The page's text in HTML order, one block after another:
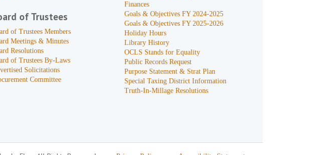
of Trustees
of Trustees Members
Meetings & Minutes
Resolutions
of Trustees By-Laws
Solicitations
Committee
Finances
Goals & Objectives FY 2024-2025
Goals & Objectives FY 2025-2026
Holiday Hours
Library History
OCLS Stands for Equality
Public Records Request
Purpose Statement & Strat Plan
Special Taxing District Information
Truth-In-Millage Resolutions